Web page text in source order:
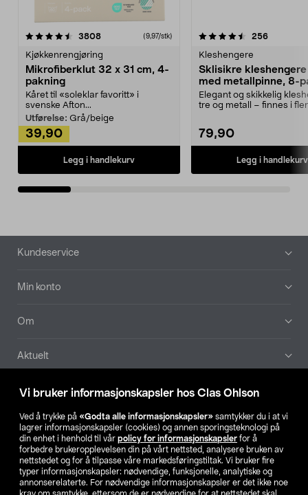
Vi bruker informasjonskapsler hos Clas Ohlson
Ved å trykke på «Godta alle informasjonskapsler» samtykker du i at vi
lagrer informasjonskapsler (cookies) og annen sporingsteknologi på
din enhet i henhold til vår policy for informasjonskapsler for å
forbedre brukeropplevelsen din på vårt nettsted, analysere bruken av
nettstedet og for å tilpasse våre markedsføringstiltak. Vi bruker fire
typer informasjonskapsler: nødvendige, funksjonelle, analytiske og
annonserelaterte. For nødvendige informasjonskapsler er det ikke noe
3808anmeldelser(9,97/stk)
Kjøkkenrengjøring
Mikrofiberklut 32 x 31 cm, 4-
pakning
Kåret til «soleklar favoritt» i
svenske Afton...
Utførelse: Grå/beige
39,90
Legg i handlekurv
4.5av 5 stjerner 256
Kleshengere
Sklisikre
med metallpinne, 8-
Elegant og skikkelig
tre og metall – finnes i
79,90
Legg i handlekurv
4.5av 5 stjerner
Bunntekst
Kundeservice
Min konto
Om
Aktuelt
Våre selskaper
Finn din butikk
SE NO FI